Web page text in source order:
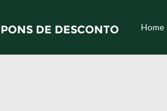
DE DESCONTO Home